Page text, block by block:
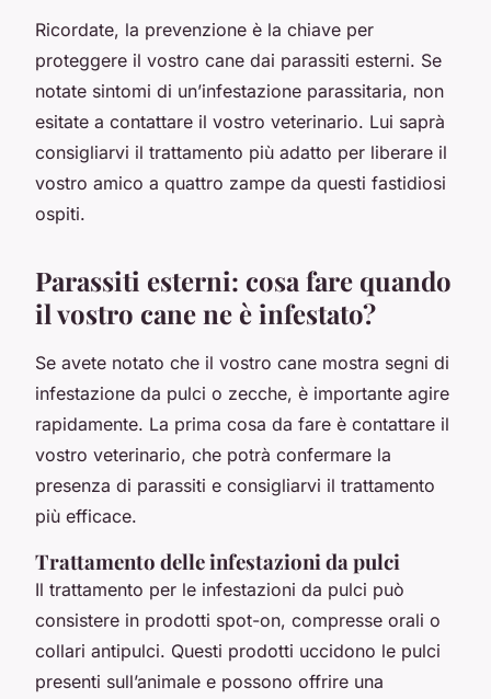
Ricordate, la prevenzione è la chiave per
proteggere il vostro cane dai parassiti esterni. Se
notate sintomi di un’infestazione parassitaria, non
esitate a contattare il vostro veterinario. Lui saprà
consigliarvi il trattamento più adatto per liberare il
vostro amico a quattro zampe da questi fastidiosi
ospiti.
Parassiti esterni: cosa fare quando
il vostro cane ne è infestato?
Se avete notato che il vostro cane mostra segni di
infestazione da pulci o zecche, è importante agire
rapidamente. La prima cosa da fare è contattare il
vostro veterinario, che potrà confermare la
presenza di parassiti e consigliarvi il trattamento
più efficace.
Trattamento delle infestazioni da pulci
Il trattamento per le infestazioni da pulci può
consistere in prodotti spot-on, compresse orali o
collari antipulci. Questi prodotti uccidono le pulci
presenti sull’animale e possono offrire una